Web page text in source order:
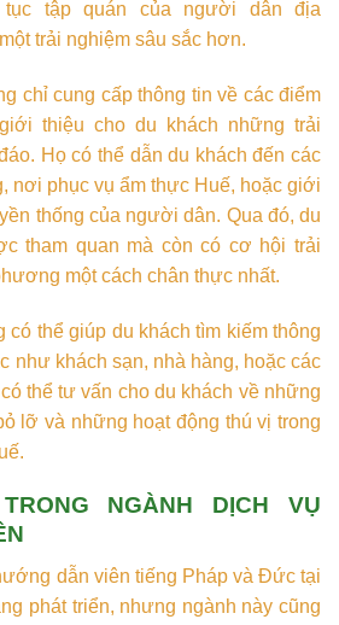
tập quán của người dân địa
trải nghiệm sâu sắc hơn.
chỉ cung cấp thông tin về các điểm
thiệu cho du khách những trải
Họ có thể dẫn du khách đến các
nơi phục vụ ẩm thực Huế, hoặc giới
thống của người dân. Qua đó, du
tham quan mà còn có cơ hội trải
một cách chân thực nhất.
có thể giúp du khách tìm kiếm thông
như khách sạn, nhà hàng, hoặc các
thể tư vấn cho du khách về những
lỡ và những hoạt động thú vị trong
NGÀNH DỊCH VỤ
dẫn viên tiếng Pháp và Đức tại
phát triển, nhưng ngành này cũng